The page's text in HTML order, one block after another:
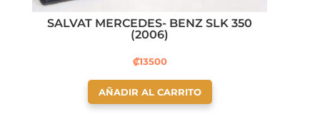
SALVAT MERCEDES- BENZ SLK 350
(2006)
₡13500
AÑADIR AL CARRITO